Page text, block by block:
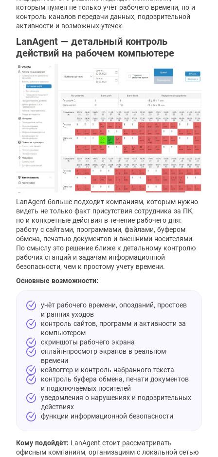
которым нужен не только учёт рабочего времени, но и
контроль каналов передачи данных, подозрительной
активности и возможных утечек.
LanAgent — детальный контроль
действий на рабочем компьютере
LanAgent больше подходит компаниям, которым нужно
видеть не только факт присутствия сотрудника за ПК,
но и конкретные действия в течение рабочего дня:
работу с сайтами, программами, файлами, буфером
обмена, печатью документов и внешними носителями.
По смыслу это решение ближе к детальному контролю
рабочих станций и задачам информационной
безопасности, чем к простому учету времени.
Основные возможности:
учёт рабочего времени, опозданий, простоев
и ранних уходов
контроль сайтов, программ и активности за
компьютером
скриншоты рабочего экрана
онлайн-просмотр экранов в реальном
времени
кейлоггер и контроль набранного текста
контроль буфера обмена, печати документов
и подключаемых носителей
уведомления о нарушениях и подозрительных
действиях
функции информационной безопасности
Кому подойдёт: LanAgent стоит рассматривать
офисным компаниям, организациям с локальной сетью